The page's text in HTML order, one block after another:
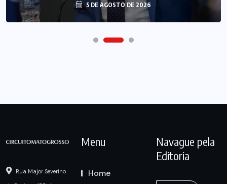
5 DE AGOSTO DE 2026
Rua Major Severino
Menu
Home
Navague pela
Editoria